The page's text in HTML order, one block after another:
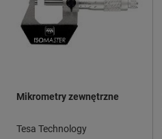
Mikrometry zewnętrzne
Tesa Technology